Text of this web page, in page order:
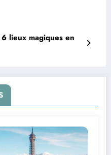
lieux magiques en